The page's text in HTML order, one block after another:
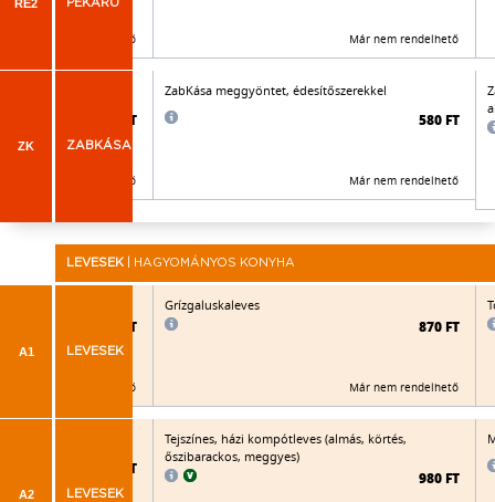
RE2 PÉKÁRU
Már nem rendelhető Már nem rendelhető
ZK ZABKÁSA
575 FT
Már nem rendelhető
ZabKása meggyöntet, édesítőszerekkel
580 FT
Már nem rendelhető
LEVESEK | HAGYOMÁNYOS KONYHA
A1 LEVESEK
835 FT
Már nem rendelhető
Grízgaluskaleves
870 FT
Már nem rendelhető
A2 LEVESEK
925 FT
Tejszínes, házi kompótleves (almás, körtés,
őszibarackos, meggyes)
980 FT